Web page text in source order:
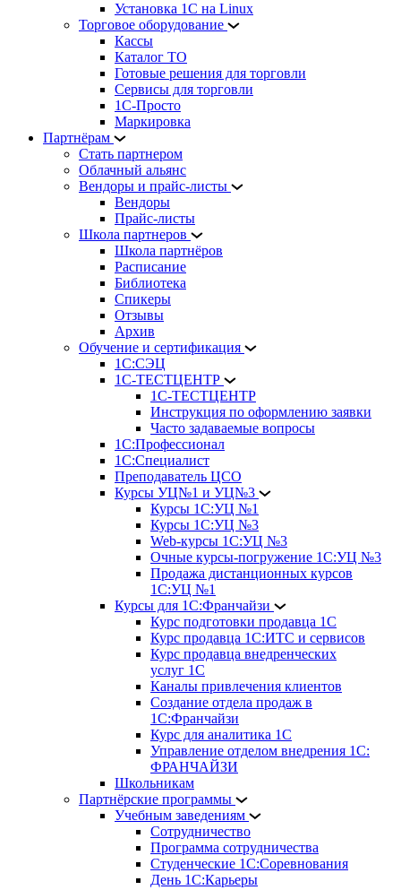
Установка 1С на Linux
Торговое оборудование
Кассы
Каталог ТО
Готовые решения для торговли
Сервисы для торговли
1С-Просто
Маркировка
Партнёрам
Стать партнером
Облачный альянс
Вендоры и прайс-листы
Вендоры
Прайс-листы
Школа партнеров
Школа партнёров
Расписание
Библиотека
Спикеры
Отзывы
Архив
Обучение и сертификация
1С:СЭЦ
1С-ТЕСТЦЕНТР
1С-ТЕСТЦЕНТР
Инструкция по оформлению заявки
Часто задаваемые вопросы
1С:Профессионал
1С:Специалист
Преподаватель ЦСО
Курсы УЦ№1 и УЦ№3
Курсы 1С:УЦ №1
Курсы 1С:УЦ №3
Web-курсы 1С:УЦ №3
Очные курсы-погружение 1С:УЦ №3
Продажа дистанционных курсов
1С:УЦ №1
Курсы для 1С:Франчайзи
Курс подготовки продавца 1С
Курс продавца 1С:ИТС и сервисов
Курс продавца внедренческих
услуг 1С
Каналы привлечения клиентов
Создание отдела продаж в
1С:Франчайзи
Курс для аналитика 1С
Управление отделом внедрения 1С:
ФРАНЧАЙЗИ
Школьникам
Партнёрские программы
Учебным заведениям
Сотрудничество
Программа сотрудничества
Студенческие 1С:Соревнования
День 1С:Карьеры